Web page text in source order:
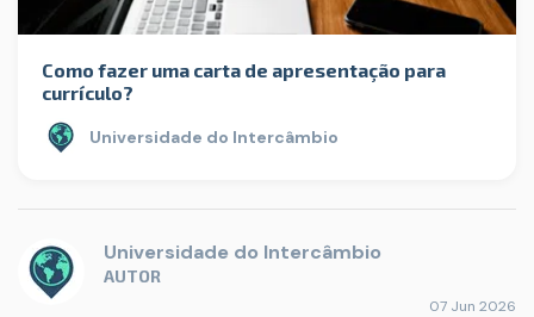
Como fazer uma carta de apresentação para
currículo?
Universidade do Intercâmbio
Universidade do Intercâmbio
AUTOR
07 Jun 2026